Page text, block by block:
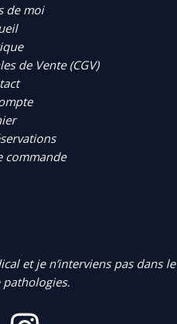
de moi
de Vente (CGV)
commande
et je n’interviens pas dans le